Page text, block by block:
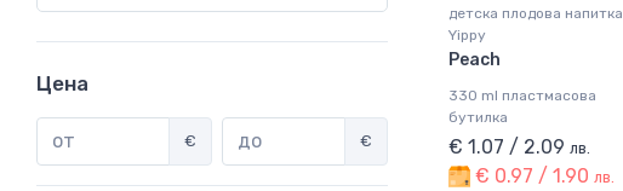
Цена
€ €
детска плодова напитка
Yippy
Peach
330 ml пластмасова
бутилка
€ 1.07 / 2.09 лв.
€ 0.97 / 1.90 лв.